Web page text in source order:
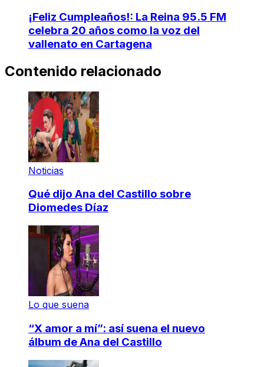
¡Feliz Cumpleaños!: La Reina 95.5 FM
celebra 20 años como la voz del
vallenato en Cartagena
Contenido relacionado
Noticias
Qué dijo Ana del Castillo sobre
Diomedes Díaz
Lo que suena
“X amor a mí”: así suena el nuevo
álbum de Ana del Castillo